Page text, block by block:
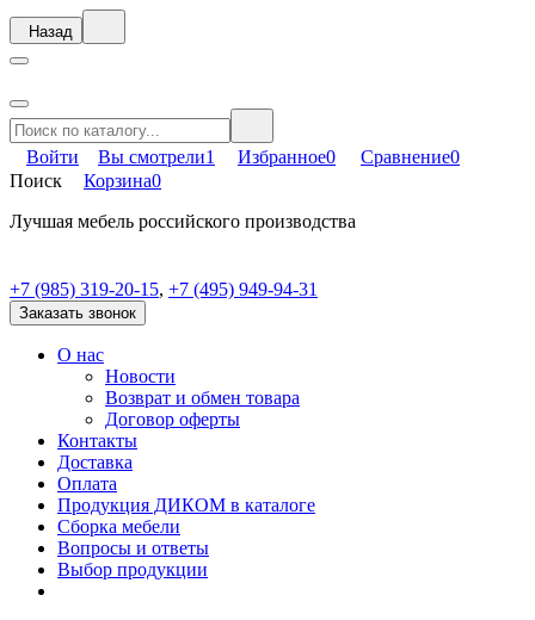
Назад
Войти Вы смотрели1 Избранное0 Сравнение0
Поиск
Корзина0
Лучшая мебель российского производства
+7 (985) 319-20-15, +7 (495) 949-94-31
Заказать звонок
О нас
Новости
Возврат и обмен товара
Договор оферты
Контакты
Доставка
Оплата
Продукция ДИКОМ в каталоге
Сборка мебели
Вопросы и ответы
Выбор продукции